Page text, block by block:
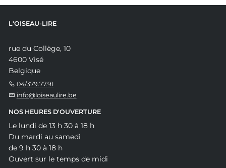
L'OISEAU-LIRE
rue du Collège, 10
4600 Visé
Belgique
04/379.77.91
info@loiseaulire.be
NOS HEURES D'OUVERTURE
Le lundi de 13 h 30 à 18 h
Du mardi au samedi
de 9 h 30 à 18 h
Ouvert sur le temps de midi